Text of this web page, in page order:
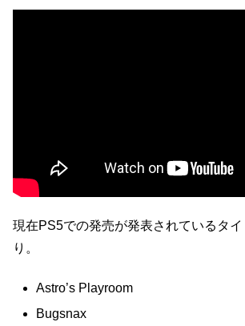
現在PS5での発売が発表されているタ
り。
Astro’s Playroom
Bugsnax